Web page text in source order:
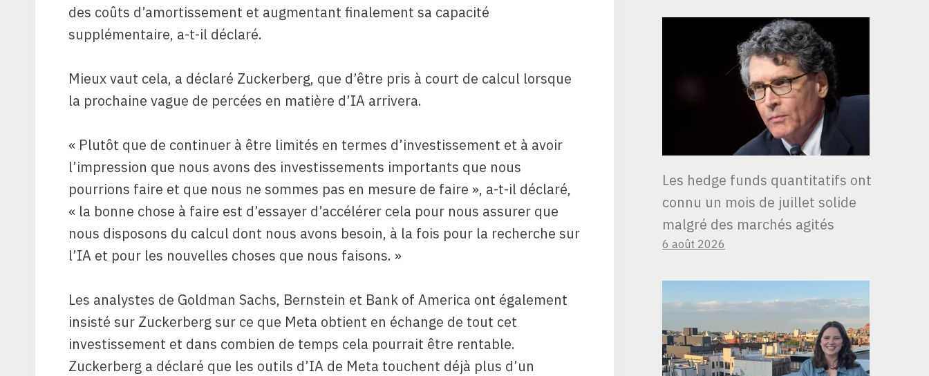
des coûts d’amortissement et augmentant finalement sa capacité
supplémentaire, a-t-il déclaré.
Mieux vaut cela, a déclaré Zuckerberg, que d’être pris à court de calcul lorsque
la prochaine vague de percées en matière d’IA arrivera.
« Plutôt que de continuer à être limités en termes d’investissement et à avoir
l’impression que nous avons des investissements importants que nous
pourrions faire et que nous ne sommes pas en mesure de faire », a-t-il déclaré,
« la bonne chose à faire est d’essayer d’accélérer cela pour nous assurer que
nous disposons du calcul dont nous avons besoin, à la fois pour la recherche sur
l’IA et pour les nouvelles choses que nous faisons. »
Les analystes de Goldman Sachs, Bernstein et Bank of America ont également
insisté sur Zuckerberg sur ce que Meta obtient en échange de tout cet
investissement et dans combien de temps cela pourrait être rentable.
Zuckerberg a déclaré que les outils d’IA de Meta touchent déjà plus d’un
Les hedge funds quantitatifs ont
connu un mois de juillet solide
malgré des marchés agités
6 août 2026